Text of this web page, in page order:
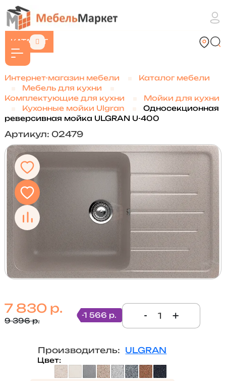
КАТАЛОГ
Интернет-магазин мебели
Каталог мебели
Мебель для кухни
Комплектующие для кухни
Мойки для кухни
Кухонные мойки Ulgran
Односекционная
реверсивная мойка ULGRAN U-400
Артикул: 02479
7 830 р.
9 396 р.
-1 566 р. - +
Производитель: ULGRAN
Цвет